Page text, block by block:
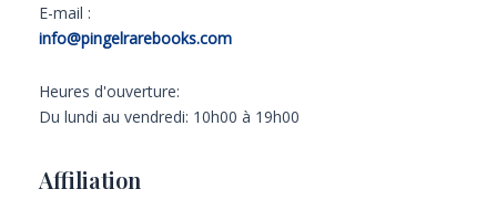
E-mail :
info@pingelrarebooks.com
Heures d'ouverture:
Du lundi au vendredi: 10h00 à 19h00
Affiliation